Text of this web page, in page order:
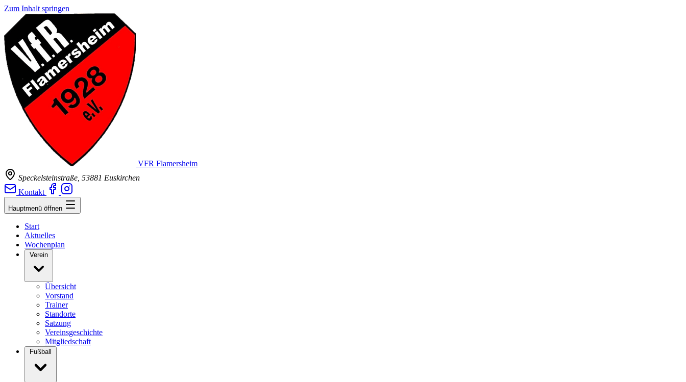
Zum Inhalt springen
VFR Flamersheim
Speckelsteinstraße, 53881 Euskirchen
Kontakt
Hauptmenü öffnen
Start
Aktuelles
Wochenplan
Verein
Übersicht
Vorstand
Trainer
Standorte
Satzung
Vereinsgeschichte
Mitgliedschaft
Fußball